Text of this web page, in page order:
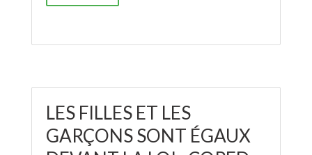
LES FILLES ET LES
GARÇONS SONT ÉGAUX